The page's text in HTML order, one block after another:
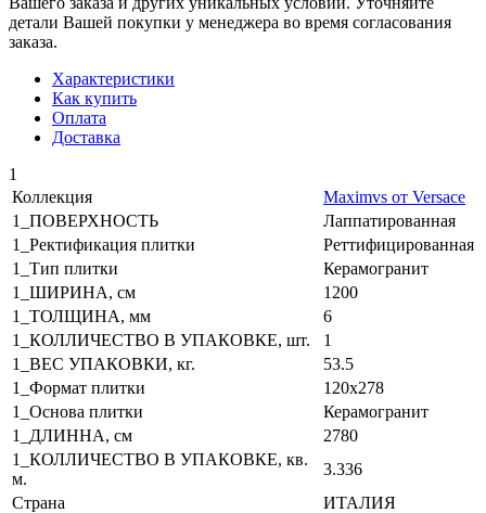
детали Вашей покупки у менеджера во время согласования
заказа.
Характеристики
Как купить
Оплата
Доставка
1
Коллекция
Maximvs от Versace
1_ПОВЕРХНОСТЬ
Лаппатированная
1_Ректификация плитки
Реттифицированная
1_Тип плитки
Керамогранит
1_ШИРИНА, cм
1200
1_ТОЛЩИНА, мм
6
1_КОЛЛИЧЕСТВО В УПАКОВКЕ, шт.
1
1_ВЕС УПАКОВКИ, кг.
53.5
1_Формат плитки
120x278
1_Основа плитки
Керамогранит
1_ДЛИННА, cм
2780
1_КОЛЛИЧЕСТВО В УПАКОВКЕ, кв.
м.
3.336
Страна
ИТАЛИЯ